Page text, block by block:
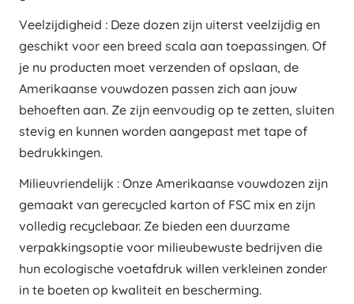
Veelzijdigheid : Deze dozen zijn uiterst veelzijdig en
geschikt voor een breed scala aan toepassingen. Of
je nu producten moet verzenden of opslaan, de
Amerikaanse vouwdozen passen zich aan jouw
behoeften aan. Ze zijn eenvoudig op te zetten, sluiten
stevig en kunnen worden aangepast met tape of
bedrukkingen.
Milieuvriendelijk : Onze Amerikaanse vouwdozen zijn
gemaakt van gerecycled karton of FSC mix en zijn
volledig recyclebaar. Ze bieden een duurzame
verpakkingsoptie voor milieubewuste bedrijven die
hun ecologische voetafdruk willen verkleinen zonder
in te boeten op kwaliteit en bescherming.